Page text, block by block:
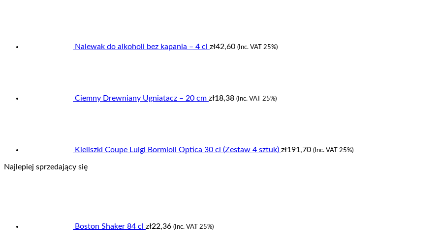
Nalewak do alkoholi bez kapania – 4 cl zł42,60 (Inc. VAT 25%)
Ciemny Drewniany Ugniatacz – 20 cm zł18,38 (Inc. VAT 25%)
Kieliszki Coupe Luigi Bormioli Optica 30 cl (Zestaw 4 sztuk) zł191,70 (Inc. VAT 25%)
Najlepiej sprzedający się
Boston Shaker 84 cl zł22,36 (Inc. VAT 25%)